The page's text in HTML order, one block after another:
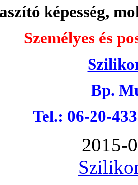
képesség,
Személyes és
Bp.
Tel.: 06-20-
2015-